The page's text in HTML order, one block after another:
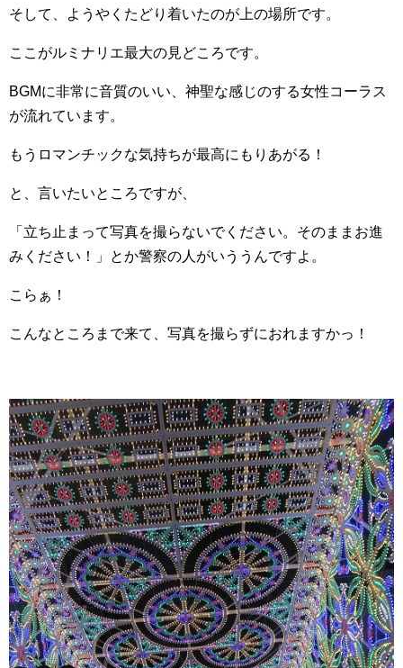
そして、ようやくたどり着いたのが上の場所です。
ここがルミナリエ最大の見どころです。
BGMに非常に音質のいい、神聖な感じのする女性コーラス
が流れています。
もうロマンチックな気持ちが最高にもりあがる！
と、言いたいところですが、
「立ち止まって写真を撮らないでください。そのままお進
みください！」とか警察の人がいううんですよ。
こらぁ！
こんなところまで来て、写真を撮らずにおれますかっ！